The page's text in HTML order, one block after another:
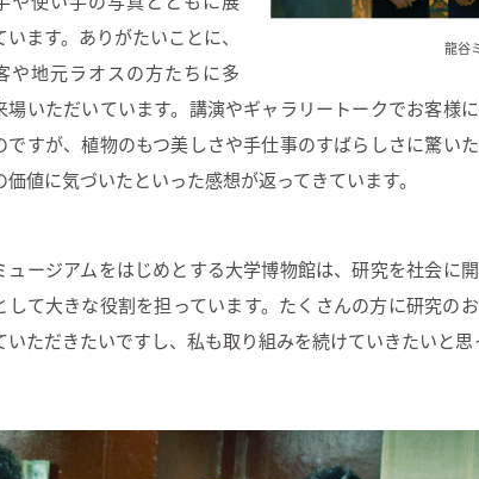
龍谷
います。ありがたいことに、
や地元ラオスの方たちに多
場いただいています。講演やギャラリートークでお客様
ですが、植物のもつ美しさや手仕事のすばらしさに驚い
価値に気づいたといった感想が返ってきています。
ュージアムをはじめとする大学博物館は、研究を社会に
して大きな役割を担っています。たくさんの方に研究の
いただきたいですし、私も取り組みを続けていきたいと思